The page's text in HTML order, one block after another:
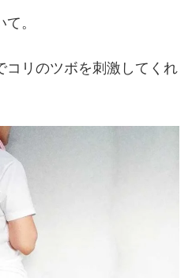
。
コリのツボを刺激してくれ